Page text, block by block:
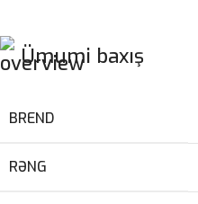
Ümumi baxış
BREND
RƏNG